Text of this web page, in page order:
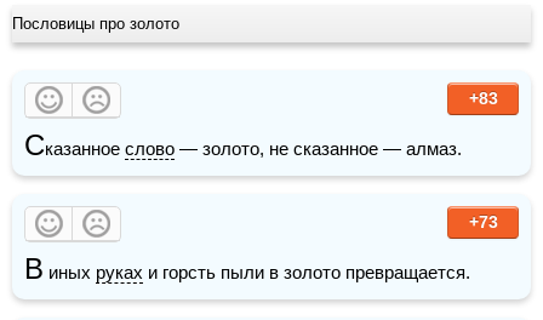
Пословицы про золото
+83
Сказанное слово — золото, не сказанное — алмаз.
+73
В иных руках и горсть пыли в золото превращается.